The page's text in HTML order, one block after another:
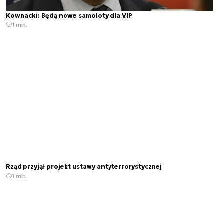
Kownacki: Będą nowe samoloty dla VIP
1 min.
Rząd przyjął projekt ustawy antyterrorystycznej
1 min.